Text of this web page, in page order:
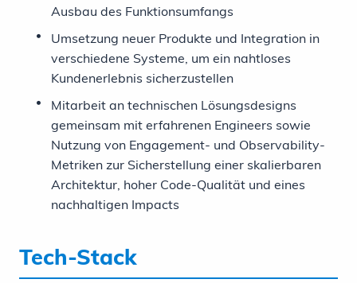
Ausbau des Funktionsumfangs
Umsetzung neuer Produkte und Integration in
verschiedene Systeme, um ein nahtloses
Kundenerlebnis sicherzustellen
Mitarbeit an technischen Lösungsdesigns
gemeinsam mit erfahrenen Engineers sowie
Nutzung von Engagement- und Observability-
Metriken zur Sicherstellung einer skalierbaren
Architektur, hoher Code-Qualität und eines
nachhaltigen Impacts
Tech-Stack